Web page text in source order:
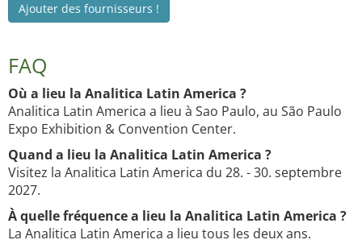
Ajouter des fournisseurs !
FAQ
Où a lieu la Analitica Latin America ?
Analitica Latin America a lieu à Sao Paulo, au São Paulo
Expo Exhibition & Convention Center.
Quand a lieu la Analitica Latin America ?
Visitez la Analitica Latin America du 28. - 30. septembre
2027.
À quelle fréquence a lieu la Analitica Latin America ?
La Analitica Latin America a lieu tous les deux ans.